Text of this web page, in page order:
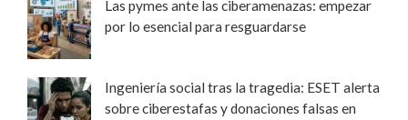
Las pymes ante las ciberamenazas: empezar
por lo esencial para resguardarse
Ingeniería social tras la tragedia: ESET alerta
sobre ciberestafas y donaciones falsas en